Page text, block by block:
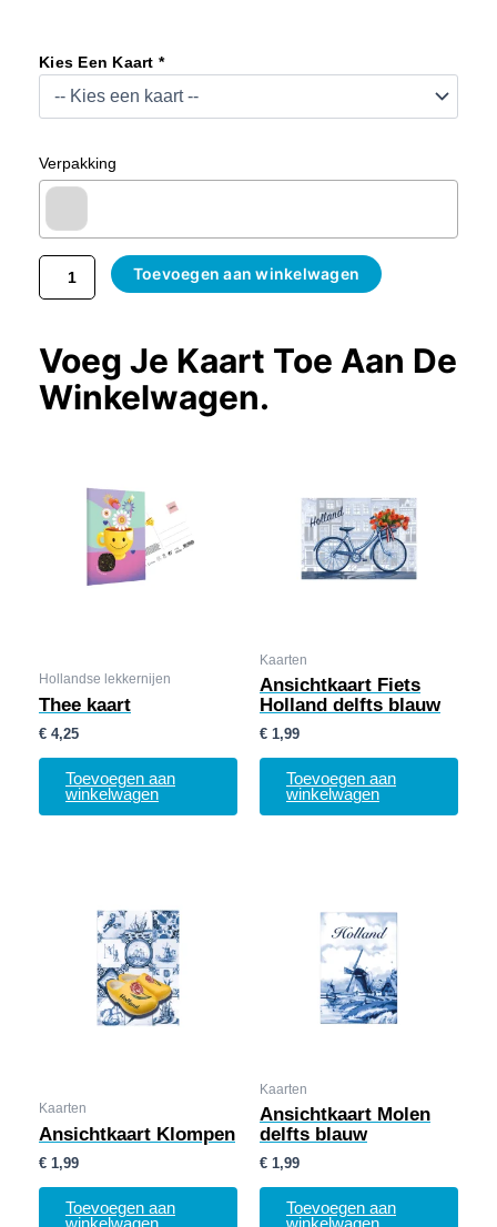
Kies Een Kaart *
Verpakking
50
Ml
Kruidenbitter
Aantal
Toevoegen aan winkelwagen
Voeg Je Kaart Toe Aan De
Winkelwagen.
Hollandse lekkernijen
Thee kaart
€ 4,25
Toevoegen aan
winkelwagen
Kaarten
Ansichtkaart Fiets
Holland delfts blauw
€ 1,99
Toevoegen aan
winkelwagen
Kaarten
Ansichtkaart Klompen
€ 1,99
Toevoegen aan
Kaarten
Ansichtkaart Molen
delfts blauw
€ 1,99
Toevoegen aan